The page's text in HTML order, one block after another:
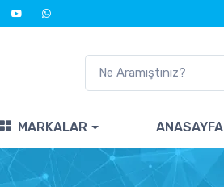
MARKALAR ANASAYFA